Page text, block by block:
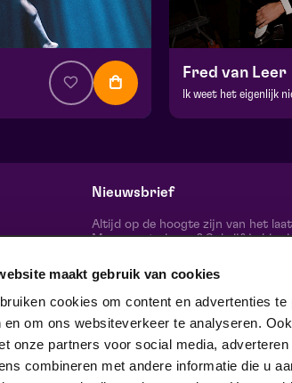
maakt gebruik van cookies
cookies om content en advertenties
en om ons websiteverkeer te analyseren.
onze partners voor social media,
combineren met andere informatie die u
Fred van Leer
Ik weet het eigenlijk
ma 23 november
Nieuwsbrief
Altijd op de hoogte zijn van het
Maaspoort nieuws? Schrijf je hier
schrijf je in
volg ons op